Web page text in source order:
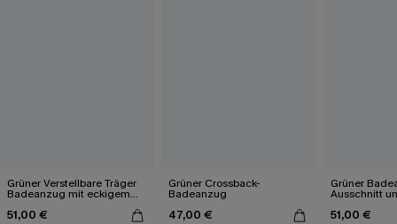
Grüner Verstellbare Träger
Badeanzug mit eckigem
51,00 €
Grüner Crossback-
Badeanzug
47,00 €
Grüner
Ausschnitt
51,00 €